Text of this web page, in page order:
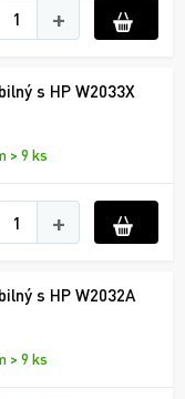
+
s HP W2033X
> 9 ks
+
s HP W2032A
> 9 ks